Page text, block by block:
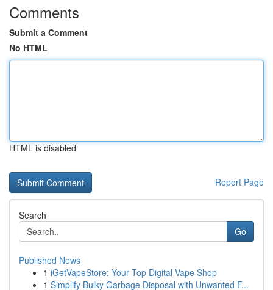
Comments
Submit a Comment
No HTML
HTML is disabled
Report Page
Search
Go
Published News
1 iGetVapeStore: Your Top Digital Vape Shop
1 Simplify Bulky Garbage Disposal with Unwanted F...